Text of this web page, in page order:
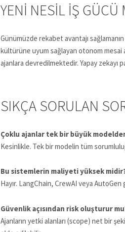
YENI NESIL İŞ
Günümüzde rekabet avantajı
kültürüne uyum sağlayan otonom mesai
ajanlara devredilmektedir. Yapay zekayı
SIKÇA SORULAN
Çoklu ajanlar tek bir büyük
Kesinlikle. Tek bir modelin tüm
Bu sistemlerin maliyeti yüksek
Hayır. LangChain, CrewAI veya
Güvenlik açısından risk oluşturur
Ajanların yetki alanları (scope) net bir